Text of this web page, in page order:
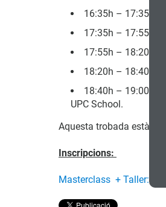
16:35h – 17:35h ·
17:35h – 17:55h ·
17:55h – 18:20h ·
18:20h – 18:40h ·
18:40h – 19:00h ·
UPC School.
Aquesta trobada està
Inscripcions:
Masterclass + Taller: